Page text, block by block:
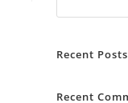
Recent Posts
Recent